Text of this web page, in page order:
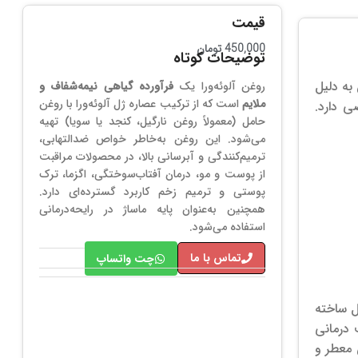
دلیل
دارد.
ساخته
معطر و
قیمت
450,000تومان
توضیحات کوتاه
روغن آلوئه‌ورا یک فرآورده گیاهی نیمه‌شفاف و
ملایم است که از ترکیب عصاره ژل آلوئه‌ورا با روغن
حامل (معمولاً روغن نارگیل، کنجد یا سویا) تهیه
می‌شود. این روغن به‌خاطر خواص ضدالتهابی،
ترمیم‌کنندگی و آبرسانی بالا، در محصولات مراقبت
از پوست و مو، درمان آفتاب‌سوختگی، اگزما، ترک
پوستی و ترمیم زخم کاربرد گسترده‌ای دارد.
همچنین به‌عنوان پایه ماساژ در رایحه‌درمانی
استفاده می‌شود.
تماس با ما
چت واتساپ